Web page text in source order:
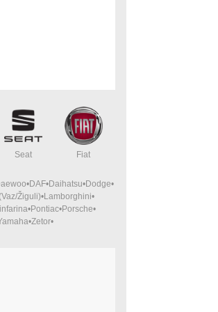
Seat Fiat
DAF Daihatsu Dodge
Žiguli) Lamborghini
Pontiac Porsche
Zetor